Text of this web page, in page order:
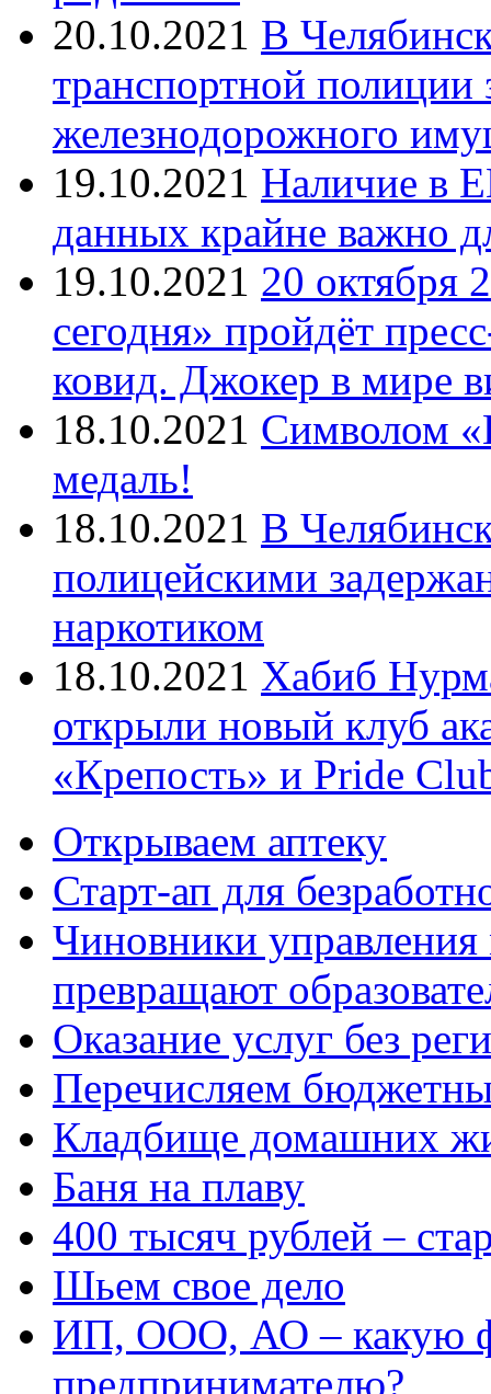
20.10.2021 В
транспортной
железнодорожного
19.10.2021 Наличие в
данных крайне важно
19.10.2021 20 октября
сегодня» пройдёт
ковид. Джокер в мире
18.10.2021 Символом
медаль!
18.10.2021 В
полицейскими
наркотиком
18.10.2021 Хабиб
открыли новый клуб
«Крепость» и Pride
Открываем аптеку
Старт-ап для
Чиновники
превращают
Оказание услуг без
Перечисляем
Кладбище домашних
Баня на плаву
400 тысяч рублей –
Шьем свое дело
ИП, ООО, АО – какую
предпринимателю?